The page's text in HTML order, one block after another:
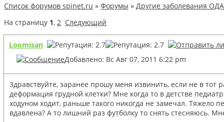
Список форумов spinet.ru » Форумы » Другие заболевания ОДА
На страницу 1, 2 Следующий
Loomisan
Добавлено: Вс Авг 07, 2011 6:22 pm
Здравствуйте, заранее прошу меня извинить, если не в
деформация грудной клетки? Мне когда то в детстве
ходуном ходит, раньше такого никогда не замечал. Тяжело
вдавлена? А то лишний раз футболку то снять стесняюсь.